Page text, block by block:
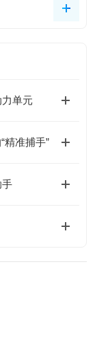
单元
精准捕手”
手